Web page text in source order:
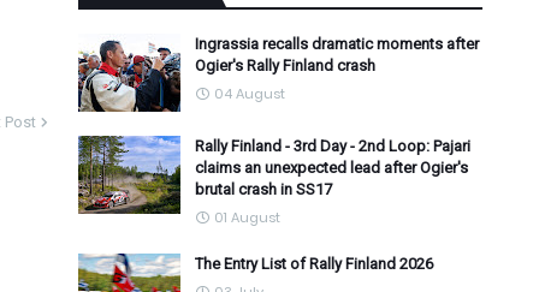
Post
Ingrassia recalls dramatic moments after
Ogier's Rally Finland crash
04 August
Rally Finland - 3rd Day - 2nd Loop: Pajari
claims an unexpected lead after Ogier's
brutal crash in SS17
01 August
The Entry List of Rally Finland 2026